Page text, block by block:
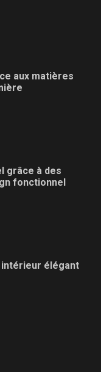
aux matières
grâce à des
fonctionnel
élégant